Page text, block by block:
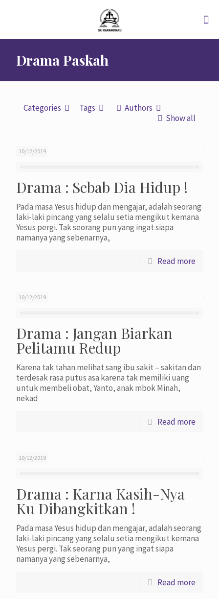
Drama Paskah
Categories Tags
Authors
Show all
10/12/2019
Drama : Sebab Dia Hidup !
Pada masa Yesus hidup dan mengajar, adalah seorang
laki-laki pincang yang selalu setia mengikut kemana
Yesus pergi. Tak seorang pun yang ingat siapa
namanya yang sebenarnya,
Read more
10/12/2019
Drama : Jangan Biarkan
Pelitamu Redup
Karena tak tahan melihat sang ibu sakit – sakitan dan
terdesak rasa putus asa karena tak memiliki uang
untuk membeli obat, Yanto, anak mbok Minah,
nekad
Read more
10/12/2019
Drama : Karna Kasih-Nya
Ku Dibangkitkan !
Pada masa Yesus hidup dan mengajar, adalah seorang
laki-laki pincang yang selalu setia mengikut kemana
Yesus pergi. Tak seorang pun yang ingat siapa
namanya yang sebenarnya,
Read more